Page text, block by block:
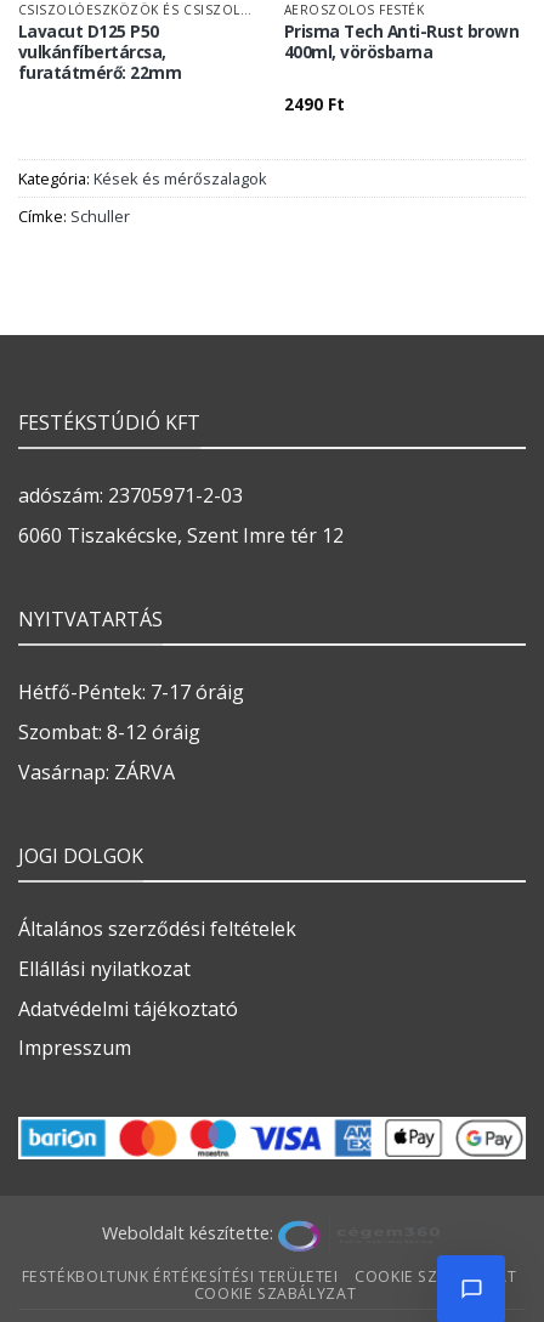
CSISZOLÓESZKÖZÖK ÉS CSISZOLÓPAPÍR
Lavacut D125 P50
vulkánfíbertárcsa,
furatátmérő: 22mm
AEROSZOLOS FESTÉK
Prisma Tech Anti-Rust brown
400ml, vörösbarna
2490 Ft
Kategória: Kések és mérőszalagok
Címke: Schuller
FESTÉKSTÚDIÓ KFT
adószám: 23705971-2-03
6060 Tiszakécske, Szent Imre tér 12
NYITVATARTÁS
Hétfő-Péntek: 7-17 óráig
Szombat: 8-12 óráig
Vasárnap: ZÁRVA
JOGI DOLGOK
Általános szerződési feltételek
Ellállási nyilatkozat
Adatvédelmi tájékoztató
Impresszum
Weboldalt készítette:
FESTÉKBOLTUNK ÉRTÉKESÍTÉSI TERÜLETEI
COOKIE SZABÁLYZAT
COOKIE SZABÁLYZAT